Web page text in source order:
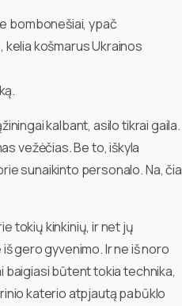
bombonešiai, ypač
kelia košmarus Ukrainos
kalbant, asilo tikrai gaila.
vežėčias. Be to, iškyla
sunaikinto personalo. Na, čia
tokių kinkinių, ir net jų
gero gyvenimo. Ir ne iš noro
baigiasi būtent tokia technika,
katerio atpjautą pabūklo